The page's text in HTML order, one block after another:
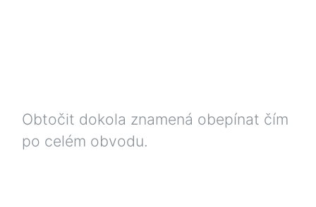
Obtočit dokola znamená obepínat čím
po celém obvodu.